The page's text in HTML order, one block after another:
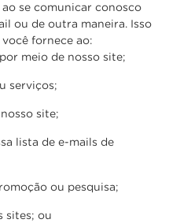
se comunicar conosco
ou de outra maneira. Isso
fornece ao:
meio de nosso site;
serviços;
site;
lista de e-mails de
ou pesquisa;
sites; ou